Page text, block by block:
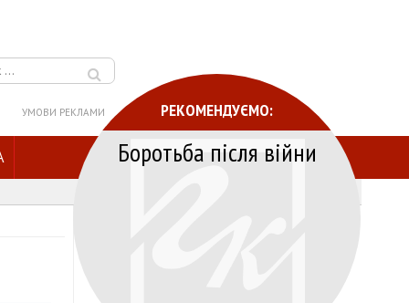
УМОВИ РЕКЛАМИ РЕКОМЕНДУЄМО:
Боротьба після війни